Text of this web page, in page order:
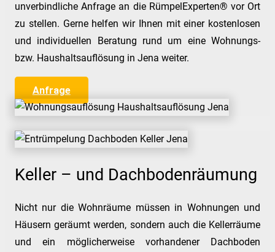
unverbindliche Anfrage an die RümpelExperten® vor Ort
zu stellen. Gerne helfen wir Ihnen mit einer kostenlosen
und individuellen Beratung rund um eine Wohnungs-
bzw. Haushaltsauflösung in Jena weiter.
Anfrage
Keller – und Dachbodenräumung
Nicht nur die Wohnräume müssen in Wohnungen und
Häusern geräumt werden, sondern auch die Kellerräume
und ein möglicherweise vorhandener Dachboden